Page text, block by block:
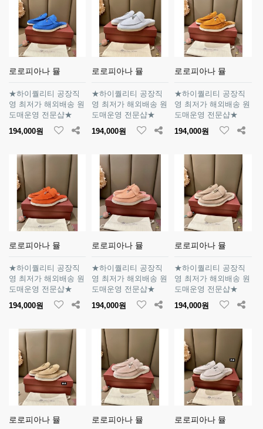
로로피아나 뮬
★하이퀄리티 공장직
영 최저가 해외배송 원
도매운영 전문샵★
194,000원
로로피아나 뮬
★하이퀄리티 공장직
영 최저가 해외배송 원
도매운영 전문샵★
194,000원
로로피아나 뮬
★하이퀄리티 공장직
영 최저가 해외배송 원
도매운영 전문샵★
194,000원
로로피아나 뮬
★하이퀄리티 공장직
영 최저가 해외배송 원
도매운영 전문샵★
194,000원
로로피아나 뮬
★하이퀄리티 공장직
영 최저가 해외배송 원
도매운영 전문샵★
194,000원
로로피아나 뮬
★하이퀄리티 공장직
영 최저가 해외배송 원
도매운영 전문샵★
194,000원
로로피아나 뮬 로로피아나 뮬 로로피아나 뮬